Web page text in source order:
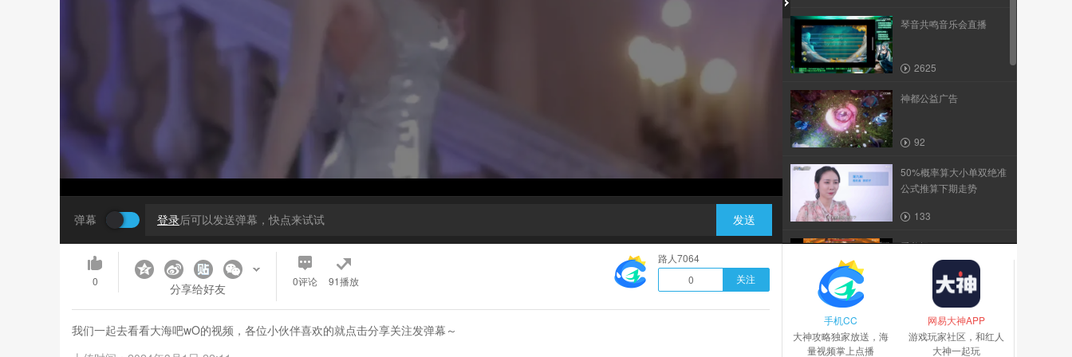
弹幕 登录后可以发送弹幕，快点来试试 发送
琴音共鸣音乐会直播
2625
神都公益广告
92
50%概率算大小单双绝准
公式推算下期走势
133
爱剪辑-1280p
5518
神都快速拿唤灵符十连抽)
0 分享给好友 0评论 91播放
路人7064
0
关注
我们一起去看看大海吧wO的视频，各位小伙伴喜欢的就点击分享关注发弹幕～
手机CC
大神攻略独家放送，海
量视频掌上点播
网易大神APP
游戏玩家社区，和红人
大神一起玩